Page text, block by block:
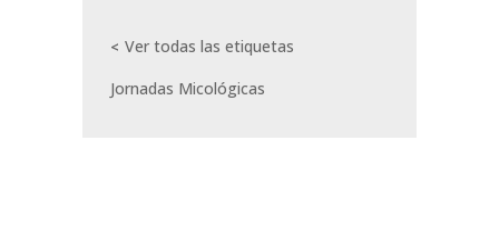
Ver todas las etiquetas
Jornadas Micológicas